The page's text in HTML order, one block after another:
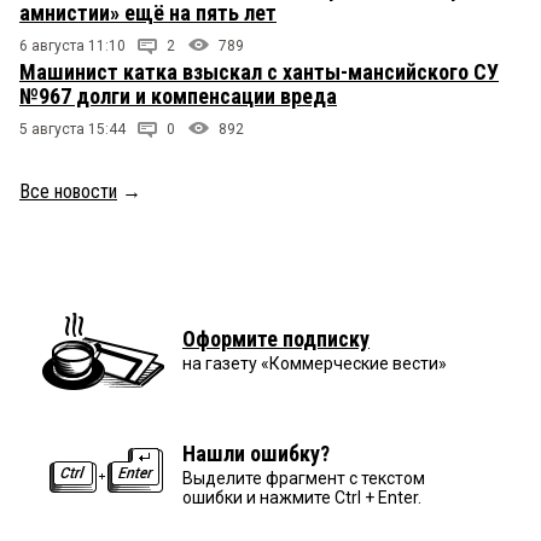
амнистии» ещё на пять лет
6 августа 11:10 2 789
Машинист катка взыскал с ханты-мансийского СУ
№967 долги и компенсации вреда
5 августа 15:44 0 892
Все новости →
Оформите подписку
на газету «Коммерческие вести»
Нашли ошибку?
Выделите фрагмент с текстом
ошибки и нажмите Ctrl + Enter.